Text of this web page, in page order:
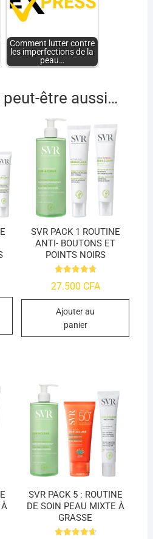
Comment lutter contre
les imperfections de la
peau…
être aussi…
SVR PACK 1 ROUTINE
ANTI- BOUTONS ET
POINTS NOIRS
4.76
27.500 CFA
Ajouter au
panier
SVR PACK 5 : ROUTINE
DE SOIN PEAU MIXTE À
GRASSE